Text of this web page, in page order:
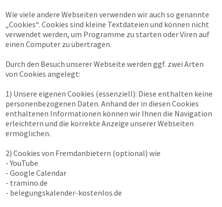
Wie viele andere Webseiten verwenden wir auch so genannte
„Cookies“. Cookies sind kleine Textdateien und können nicht
verwendet werden, um Programme zu starten oder Viren auf
einen Computer zu übertragen.
Durch den Besuch unserer Webseite werden ggf. zwei Arten
von Cookies angelegt:
1) Unsere eigenen Cookies (essenziell): Diese enthalten keine
personenbezogenen Daten. Anhand der in diesen Cookies
enthaltenen Informationen können wir Ihnen die Navigation
erleichtern und die korrekte Anzeige unserer Webseiten
ermöglichen.
2) Cookies von Fremdanbietern (optional) wie
- YouTube
- Google Calendar
- tramino.de
- belegungskalender-kostenlos.de